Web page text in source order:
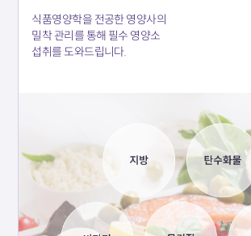
식품영양학을 전공한 영양사의
밀착 관리를 통해 필수 영양소
섭취를 도와드립니다.